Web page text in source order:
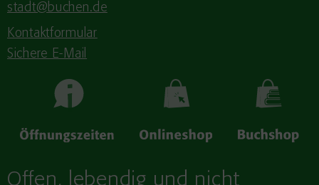
stadt@buchen.de
Kontaktformular
Sichere E-Mail
Offen, lebendig und nicht